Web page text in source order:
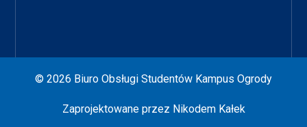
© 2026 Biuro Obsługi Studentów Kampus Ogrody
Zaprojektowane przez Nikodem Kałek